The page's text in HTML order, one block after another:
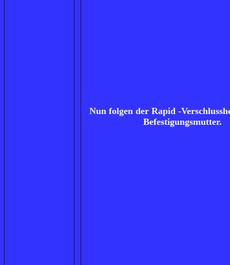
Nun folgen der Rapid -
Befestigungsmutter.